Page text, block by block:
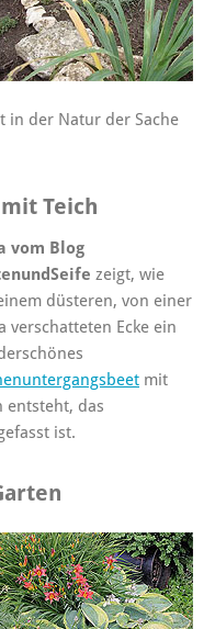
in der Natur der Sache
Teich
vom Blog
zeigt, wie
düsteren, von einer
verschatteten Ecke ein
mit
entsteht, das
ist.